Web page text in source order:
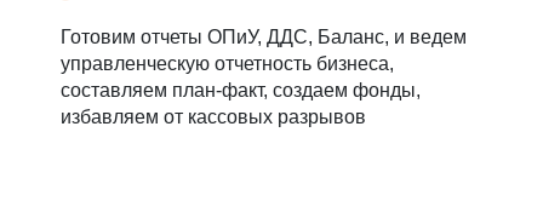
Готовим отчеты ОПиУ, ДДС, Баланс, и ведем
управленческую отчетность бизнеса,
составляем план-факт, создаем фонды,
избавляем от кассовых разрывов